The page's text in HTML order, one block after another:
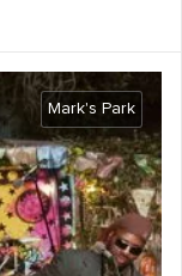
Mark's Park